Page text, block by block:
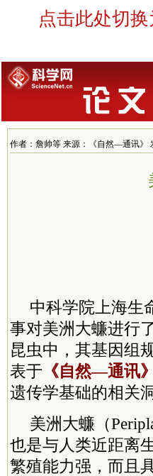
点击此处切
作者：詹帅等 来源：《自然—通讯》
中科学院上海生
事对美洲大蠊进行
昆虫中，其基因组
表于 《自然—通讯》
遗传学基础的相关洞
美洲大蠊（
也是与人类近距离
繁殖能力强，而且